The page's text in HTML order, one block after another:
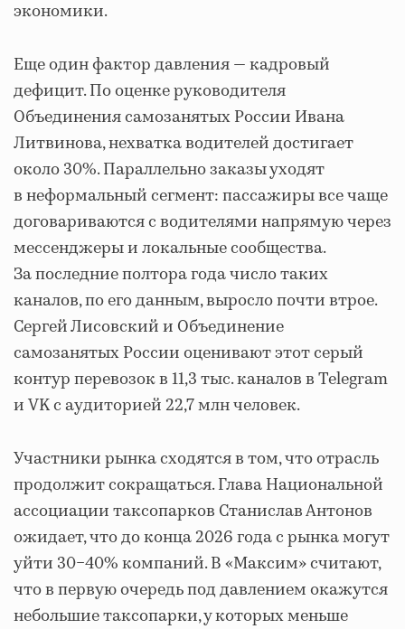
экономики.
Еще один фактор давления — кадровый
дефицит. По оценке руководителя
Объединения самозанятых России Ивана
Литвинова, нехватка водителей достигает
около 30%. Параллельно заказы уходят
в неформальный сегмент: пассажиры все чаще
договариваются с водителями напрямую через
мессенджеры и локальные сообщества.
За последние полтора года число таких
каналов, по его данным, выросло почти втрое.
Сергей Лисовский и Объединение
самозанятых России оценивают этот серый
контур перевозок в 11,3 тыс. каналов в Telegram
и VK с аудиторией 22,7 млн человек.
Участники рынка сходятся в том, что отрасль
продолжит сокращаться. Глава Национальной
ассоциации таксопарков Станислав Антонов
ожидает, что до конца 2026 года с рынка могут
уйти 30−40% компаний. В «Максим» считают,
что в первую очередь под давлением окажутся
небольшие таксопарки, у которых меньше